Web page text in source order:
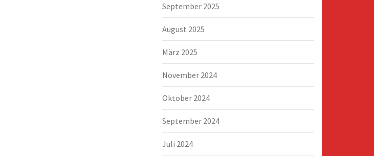
September 2025
August 2025
März 2025
November 2024
Oktober 2024
September 2024
Juli 2024